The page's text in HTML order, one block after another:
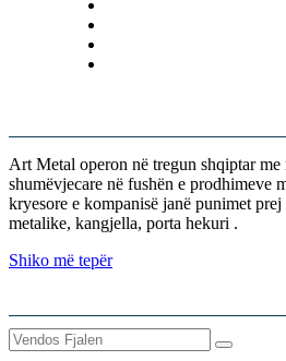
Art Metal operon në tregun shqiptar me
shumëvjecare në fushën e prodhimeve
kryesore e kompanisë janë punimet
metalike, kangjella, porta hekuri .
Shiko më tepër